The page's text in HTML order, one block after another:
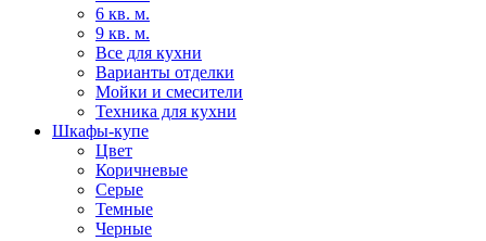
6 кв. м.
9 кв. м.
Все для кухни
Варианты отделки
Мойки и смесители
Техника для кухни
Шкафы-купе
Цвет
Коричневые
Серые
Темные
Черные